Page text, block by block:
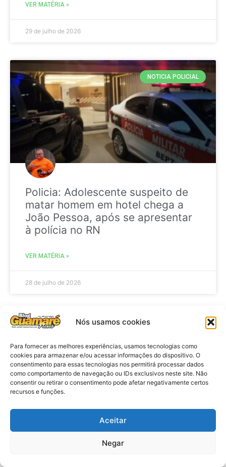
Nós usamos cookies
Para fornecer as melhores experiências, usamos tecnologias como
cookies para armazenar e/ou acessar informações do dispositivo. O
consentimento para essas tecnologias nos permitirá processar dados
como comportamento de navegação ou IDs exclusivos neste site. Não
consentir ou retirar o consentimento pode afetar negativamente certos
recursos e funções.
Aceitar
Negar
VER MATÉRIA »
29 de julho de 2026
NOTICIA POLICIAL
Policia: Adolescente suspeito de
matar homem em hotel chega a
João Pessoa, após se apresentar
à polícia no RN
VER MATÉRIA »
28 de julho de 2026
Eleições 2026: procuradores e